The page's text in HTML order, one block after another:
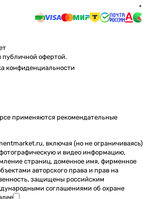
публичной офертой.
конфиденциальности
применяются рекомендательные
включая (но не ограничиваясь)
и видео информацию,
страниц, доменное имя, фирменное
авторского права и прав на
защищены российским
соглашениями об охране